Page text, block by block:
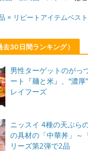
× リピートアイテムベス
去30日間ランキング）
男性ターゲットのがっ
ート『麺と米』、“濃
レイフーズ
ニッスイ 4種の天ぷら
の具材の「中華丼」～
リーズ第2弾で2品